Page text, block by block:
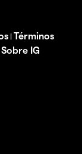
| Términos
Sobre IG